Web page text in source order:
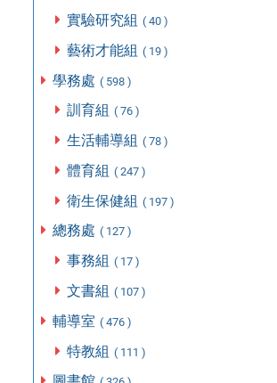
實驗研究組 ( 40 )
藝術才能組 ( 19 )
學務處 ( 598 )
訓育組 ( 76 )
生活輔導組 ( 78 )
體育組 ( 247 )
衛生保健組 ( 197 )
總務處 ( 127 )
事務組 ( 17 )
文書組 ( 107 )
輔導室 ( 476 )
特教組 ( 111 )